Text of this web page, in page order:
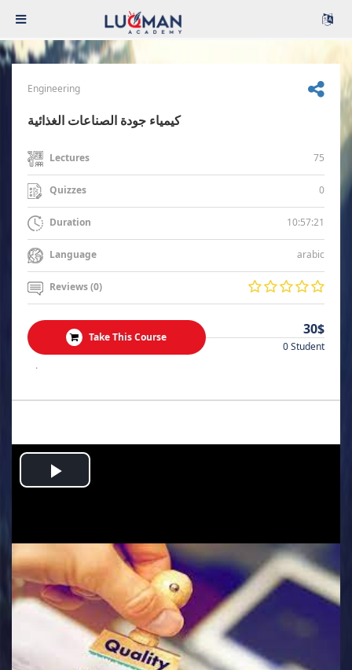
Engineering
كيمياء جودة الصناعات الغذائية
Lectures 75
Quizzes 0
Duration 10:57:21
Language arabic
Reviews (0)
Take This Course 30$
0 Student
.
Play